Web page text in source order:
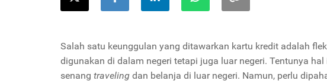
Salah satu keunggulan yang ditawarkan kartu kredit adalah
digunakan di dalam negeri tetapi juga luar negeri. Tentunya
senang traveling dan belanja di luar negeri. Namun, perlu